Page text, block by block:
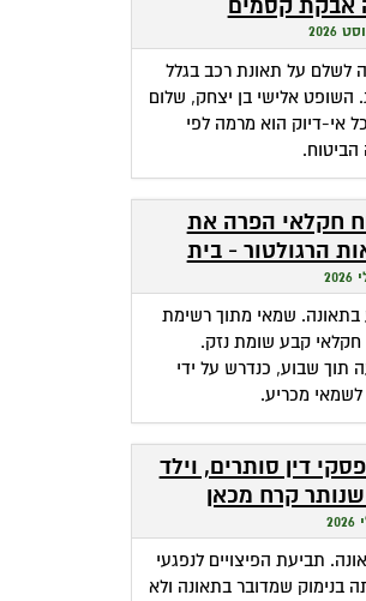
אבקת קסמים
אי-דיוק לפטור
לשלם על תאונת רכב בגלל
השופט אלישי בן יצחק, שלום
אי-דיוק הוא מרמה לפי
חקלאי הפרה את
הרגולטור - בית
חילץ אותה
בתאונה. שמאי מתוך רשימת
קבע שומת נזק.
תוך שבוע, כנדרש על ידי
לשמאי מכריע.
דין סותרים, וילד
קרח מכאן
תביעת הפיצויים לנפגעי
בנימוק שמדובר בתאונה ולא